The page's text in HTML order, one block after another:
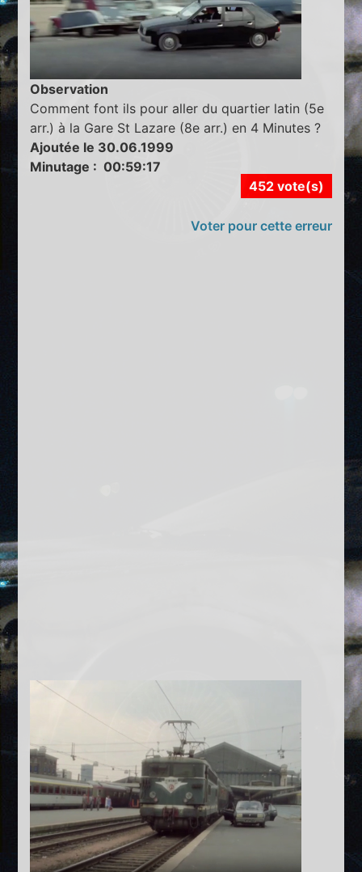
Observation
Comment font ils pour aller du quartier latin (5e
arr.) à la Gare St Lazare (8e arr.) en 4 Minutes ?
Ajoutée le 30.06.1999
Minutage : 00:59:17
452 vote(s)
Voter pour cette erreur